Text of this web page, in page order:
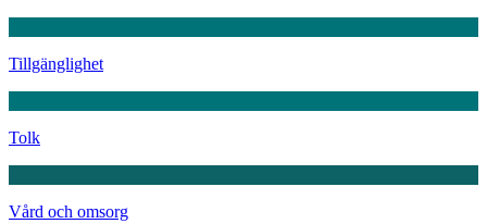
Tillgänglighet
Tolk
Vård och omsorg